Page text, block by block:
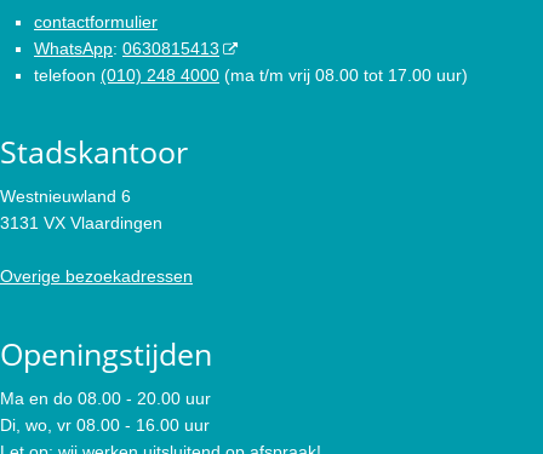
contactformulier
WhatsApp: 0630815413
telefoon (010) 248 4000 (ma t/m vrij 08.00 tot 17.00 uur)
Stadskantoor
Westnieuwland 6
3131 VX Vlaardingen
Overige bezoekadressen
Openingstijden
Ma en do 08.00 - 20.00 uur
Di, wo, vr 08.00 - 16.00 uur